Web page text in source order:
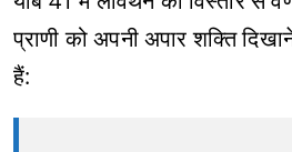
प्राणी को अपनी अपार शक्ति
हैं: